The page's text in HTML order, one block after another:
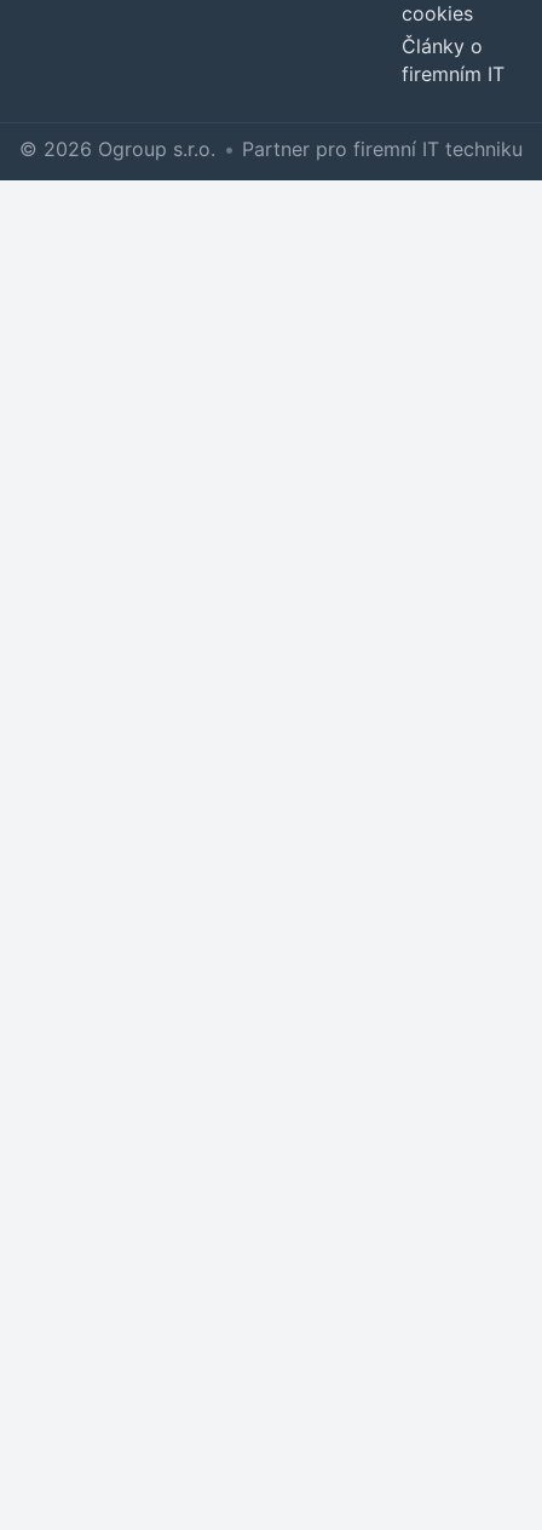
cookies
Články o
firemním IT
© 2026 Ogroup s.r.o. • Partner pro firemní IT techniku